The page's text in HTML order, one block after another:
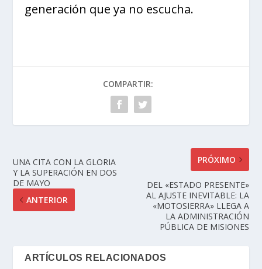
generación que ya no escucha.
COMPARTIR:
UNA CITA CON LA GLORIA
Y LA SUPERACIÓN EN DOS
DE MAYO
ANTERIOR
PRÓXIMO
DEL «ESTADO PRESENTE»
AL AJUSTE INEVITABLE: LA
«MOTOSIERRA» LLEGA A
LA ADMINISTRACIÓN
PÚBLICA DE MISIONES
ARTÍCULOS RELACIONADOS